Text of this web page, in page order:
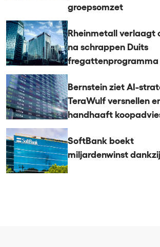
groepsomzet
Rheinmetall verlaagt
na schrappen Duits
fregattenprogramma
Bernstein ziet AI-
TeraWulf versnellen
handhaaft
SoftBank boekt
miljardenwinst